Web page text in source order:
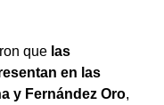
que las
en las
y Fernández Oro,